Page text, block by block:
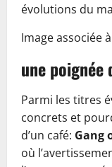
évolutions du
Image associée
une poignée
Parmi les titres
concrets et
d’un café: Gang
où